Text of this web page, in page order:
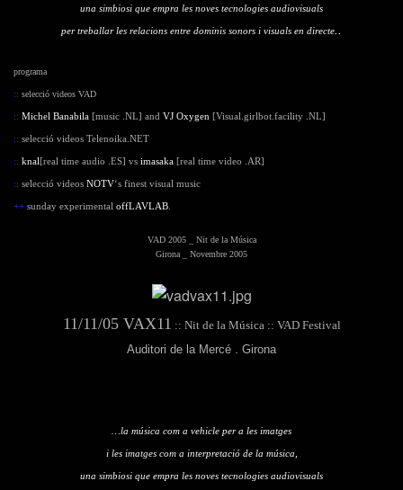
una simbiosi que empra les noves tecnologies audiovisuals
per treballar les relacions entre dominis sonors i visuals en directe..
programa
:: selecció videos VAD
:: Michel Banabila [music .NL] and VJ Oxygen [Visual.girlbot.facility .NL]
:: selecció videos Telenoika.NET
:: knal[real time audio .ES] vs imasaka [real time video .AR]
:: selecció videos NOTV‘s finest visual music
++ sunday experimental offLAVLAB.
VAD 2005 _ Nit de la Música
Girona _ Novembre 2005
11/11/05 VAX11 :: Nit de la Música :: VAD Festival
Auditori de la Mercé . Girona
…la música com a vehicle per a les imatges
i les imatges com a interpretació de la música,
una simbiosi que empra les noves tecnologies audiovisuals